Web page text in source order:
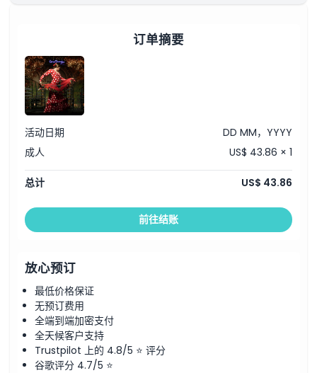
订单摘要
活动日期
DD MM，YYYY
成人
US$ 43.86 × 1
总计 US$ 43.86
前往结账
放心预订
最低价格保证
无预订费用
全端到端加密支付
全天候客户支持
Trustpilot 上的 4.8/5 ⭐ 评分
谷歌评分 4.7/5 ⭐